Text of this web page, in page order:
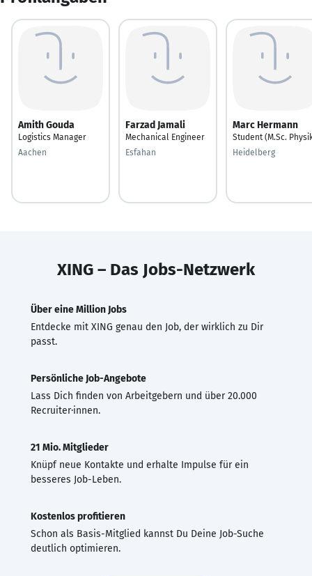
Amith Gouda
Logistics Manager
Aachen
Farzad Jamali
Mechanical Engineer
Esfahan
Marc Hermann
Student (M.Sc.
Heidelberg
XING – Das Jobs-Netzwerk
Über eine Million Jobs
Entdecke mit XING genau den Job, der wirklich zu Dir
passt.
Persönliche Job-Angebote
Lass Dich finden von Arbeitgebern und über 20.000
Recruiter·innen.
21 Mio. Mitglieder
Knüpf neue Kontakte und erhalte Impulse für ein
besseres Job-Leben.
Kostenlos profitieren
Schon als Basis-Mitglied kannst Du Deine Job-Suche
deutlich optimieren.